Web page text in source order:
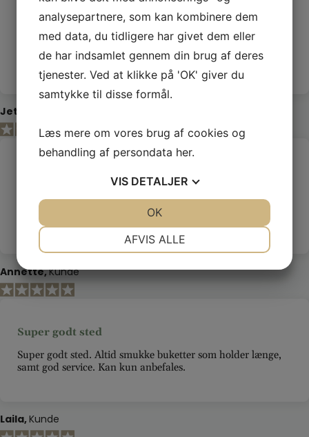
Kan varmt anbefales
Altid fantastisk service og de flotteste varer og blomster. Kan
varmt anbefales.
Jette
sikker på succes med en buket herfra! Smukke og holder
længe
Annette Kunde
Super godt sted
Super godt sted. Altid smukke buketter som holder længe,
samt god service. Kan kun anbefales.
Laila Kunde
analysepartnere, som kan kombinere dem
med data, du tidligere har givet dem eller
de har indsamlet gennem din brug af deres
tjenester. Ved at klikke på 'OK' giver du
samtykke til disse formål.
Læs mere om vores brug af cookies og
behandling af persondata her.
VIS DETALJER
AFVIS ALLE
OK